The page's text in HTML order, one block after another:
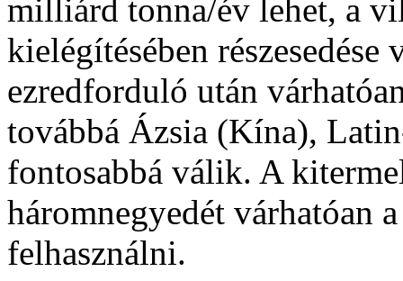
milliárd tonna/év lehet, a
kielégítésében
ezredforduló után
továbbá Ázsia (Kína),
fontosabbá válik. A
háromnegyedét várhatóan
felhasználni.